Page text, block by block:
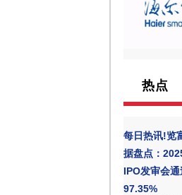
热点
每日热讯!览
据盘点：
IPO发审会
97.35%